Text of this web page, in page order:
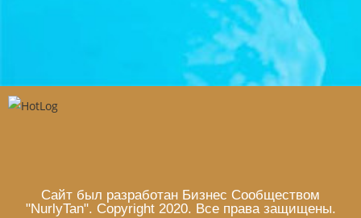
Сайт был разработан Бизнес Сообществом
"NurlyTan". Copyright 2020. Все права защищены.